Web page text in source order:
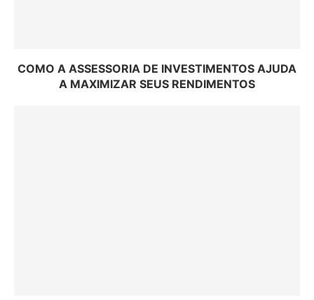
COMO A ASSESSORIA DE INVESTIMENTOS AJUDA
A MAXIMIZAR SEUS RENDIMENTOS